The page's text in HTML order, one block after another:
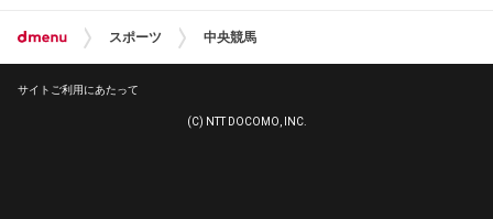
スポーツ 中央競馬
サイトご利用にあたって
(C) NTT DOCOMO, INC.